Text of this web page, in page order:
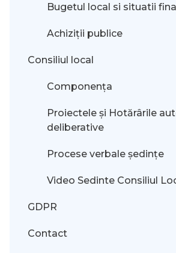
Bugetul local si situatii
Achiziții publice
Consiliul local
Componența
Proiectele și Hotărârile
deliberative
Procese verbale ședințe
Video Sedinte Consiliul
GDPR
Contact